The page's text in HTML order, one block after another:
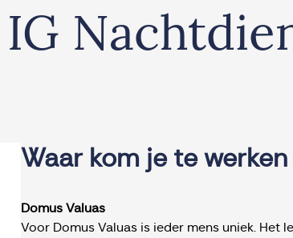
Waar kom je te
Domus Valuas
Voor Domus Valuas is ieder mens uniek. Het